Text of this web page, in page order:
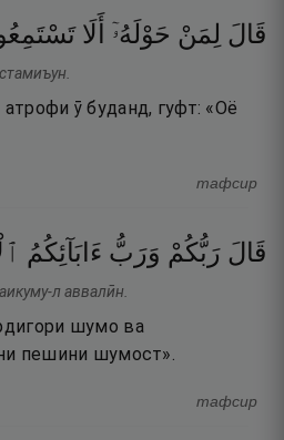
قَالَ لِمَنْ حَوْلَهُۥٓ أَلَا
ӯ буданд, гуфт: «Оё
тафсир
قَالَ رَبُّكُمْ وَرَبُّ ءَابَآئِكُمُ
л аввалӣн.
шумо ва
пешини шумост».
тафсир